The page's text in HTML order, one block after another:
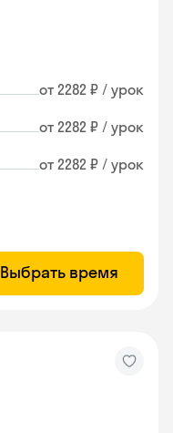
от 2282 ₽ / урок
от 2282 ₽ / урок
от 2282 ₽ / урок
Выбрать время